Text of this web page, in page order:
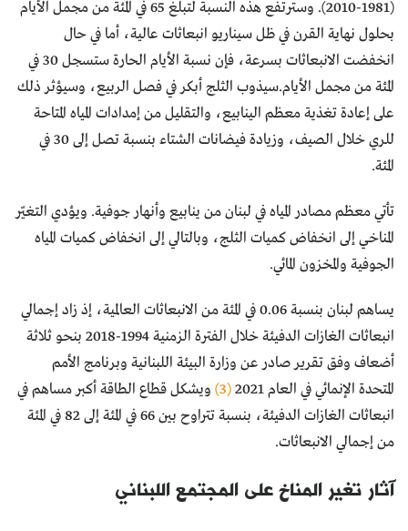
(1981-2010). وسترتفع هذه النسبة لتبلغ 65 في المئة من مجمل الأيام
بحلول نهاية القرن في ظل سيناريو انبعاثات عالية، أما في حال
انخفضت الانبعاثات بسرعة، فإن نسبة الأيام الحارة ستسجل 30 في
المئة من مجمل الأيام.سيذوب الثلج أبكر في فصل الربيع، وسيؤثر ذلك
على إعادة تغذية معظم الينابيع، والتقليل من إمدادات المياه المتاحة
للري خلال الصيف، وزيادة فيضانات الشتاء بنسبة تصل إلى 30 في
المئة.
تأتي معظم مصادر المياه في لبنان من ينابيع وأنهار جوفية. ويؤدي التغيّر
المناخي إلى انخفاض كميات الثلج، وبالتالي إلى انخفاض كميات المياه
الجوفية والمخزون المائي.
يساهم لبنان بنسبة 0.06 في المئة من الانبعاثات العالمية، إذ زاد إجمالي
انبعاثات الغازات الدفيئة خلال الفترة الزمنية 1994-2018 بنحو ثلاثة
أضعاف وفق تقرير صادر عن وزارة البيئة اللبنانية وبرنامج الأمم
المتحدة الإنمائي في العام 2021
(3)
ويشكل قطاع الطاقة أكبر مساهم في
انبعاثات الغازات الدفيئة، بنسبة تتراوح بين 66 في المئة إلى 82 في المئة
من إجمالي الانبعاثات.
آثار تغير المناخ على المجتمع اللبناني